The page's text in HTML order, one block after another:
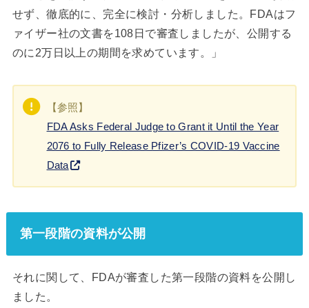
せず、徹底的に、完全に検討・分析しました。FDAはフ
ァイザー社の文書を108日で審査しましたが、公開する
のに2万日以上の期間を求めています。」
【参照】
FDA Asks Federal Judge to Grant it Until the Year
2076 to Fully Release Pfizer’s COVID-19 Vaccine
Data
第一段階の資料が公開
それに関して、FDAが審査した第一段階の資料を公開し
ました。